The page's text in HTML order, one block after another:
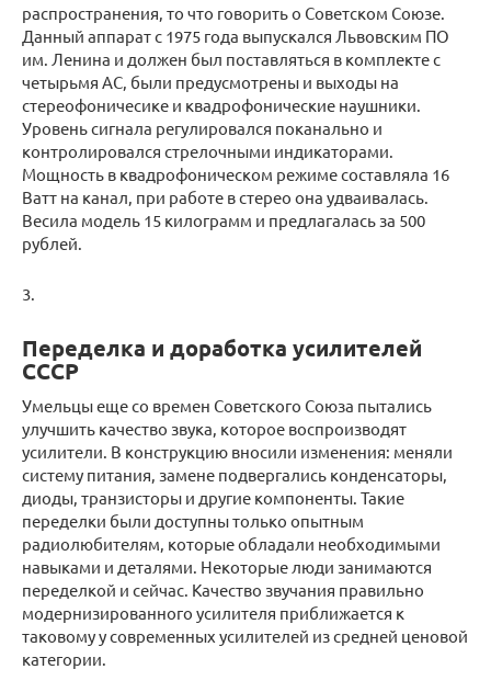
распространения, то что говорить о Советском Союзе.
Данный аппарат с 1975 года выпускался Львовским ПО
им. Ленина и должен был поставляться в комплекте с
четырьмя АС, были предусмотрены и выходы на
стереофоничесике и квадрофонические наушники.
Уровень сигнала регулировался поканально и
контролировался стрелочными индикаторами.
Мощность в квадрофоническом режиме составляла 16
Ватт на канал, при работе в стерео она удваивалась.
Весила модель 15 килограмм и предлагалась за 500
рублей.
3.
Переделка и доработка усилителей
СССР
Умельцы еще со времен Советского Союза пытались
улучшить качество звука, которое воспроизводят
усилители. В конструкцию вносили изменения: меняли
систему питания, замене подвергались конденсаторы,
диоды, транзисторы и другие компоненты. Такие
переделки были доступны только опытным
радиолюбителям, которые обладали необходимыми
навыками и деталями. Некоторые люди занимаются
переделкой и сейчас. Качество звучания правильно
модернизированного усилителя приближается к
таковому у современных усилителей из средней ценовой
категории.